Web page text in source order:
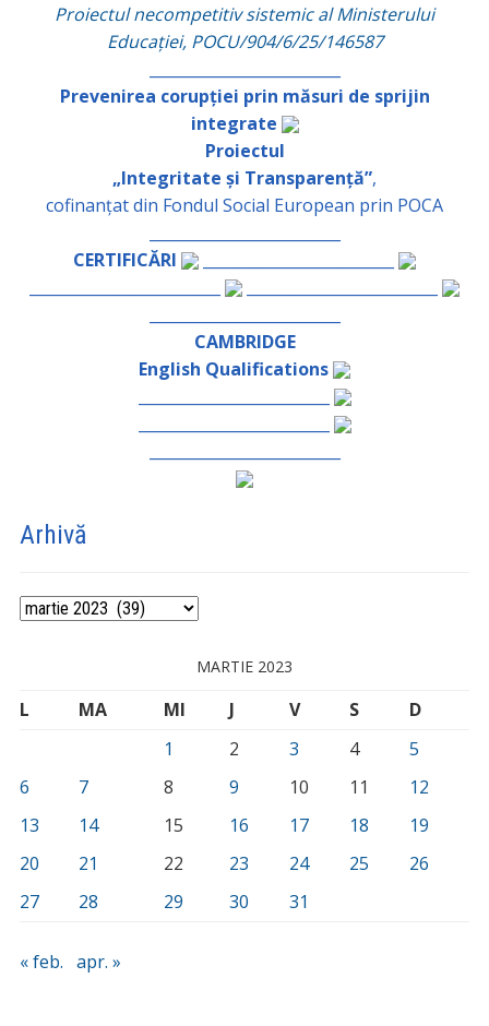
Proiectul necompetitiv sistemic al Ministerului
Educației, POCU/904/6/25/146587
Prevenirea corupției prin măsuri de sprijin
integrate
Proiectul
„Integritate și Transparență”,
cofinanțat din Fondul Social European prin POCA
CERTIFICĂRI
CAMBRIDGE
English Qualifications
Arhivă
Arhivă
MARTIE 2023
L MA MI J V S
D
1
2 3 4
5
6
7 8 9 10 11
12
13
14 15 16 17 18
19
20
21 22 23 24 25
26
27
28 29 30 31
« feb. apr. »